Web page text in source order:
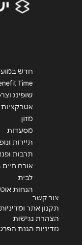
חדש
Time
שופינג
אטרקציות
מזון
מסעדות
תיירות
תרבות
אורח חיים
לבית
הנחות
צור קשר
תקנון אתר
הצהרת נגישות
מדיניות הגנת